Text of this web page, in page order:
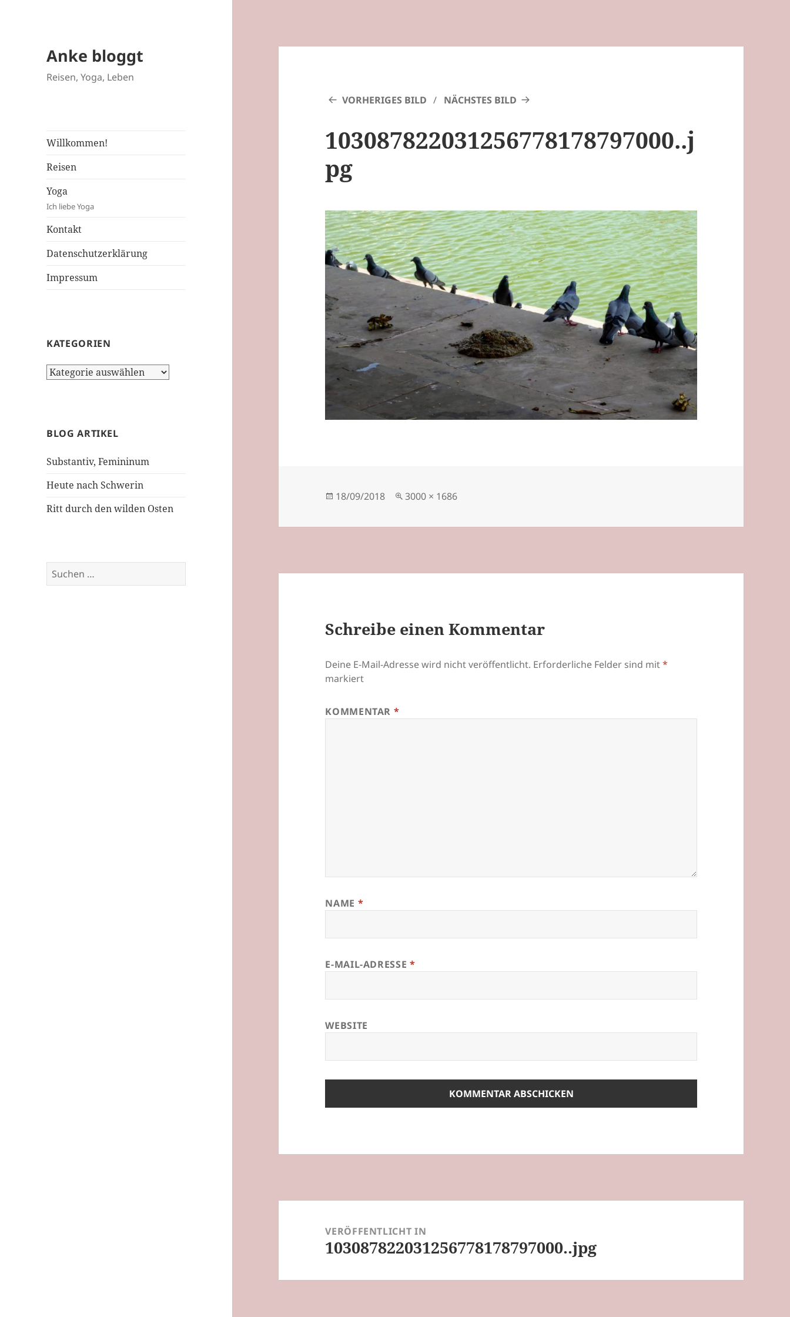
Anke bloggt
Reisen, Yoga, Leben
Willkommen!
Reisen
Yoga
Ich liebe Yoga
Kontakt
Datenschutzerklärung
Impressum
KATEGORIEN
Kategorien
BLOG ARTIKEL
Substantiv, Femininum
Heute nach Schwerin
Ritt durch den wilden Osten
Suchen
nach:
VORHERIGES BILD NÄCHSTES BILD
103087822031256778178797000..j
pg
Veröffentlicht
18/09/2018 Originalgröße
3000 × 1686
Schreibe einen Kommentar
Deine E-Mail-Adresse wird nicht veröffentlicht. Erforderliche Felder sind mit*
markiert
KOMMENTAR *
NAME *
E-MAIL-ADRESSE *
WEBSITE
VERÖFFENTLICHT IN
103087822031256778178797000..jpg